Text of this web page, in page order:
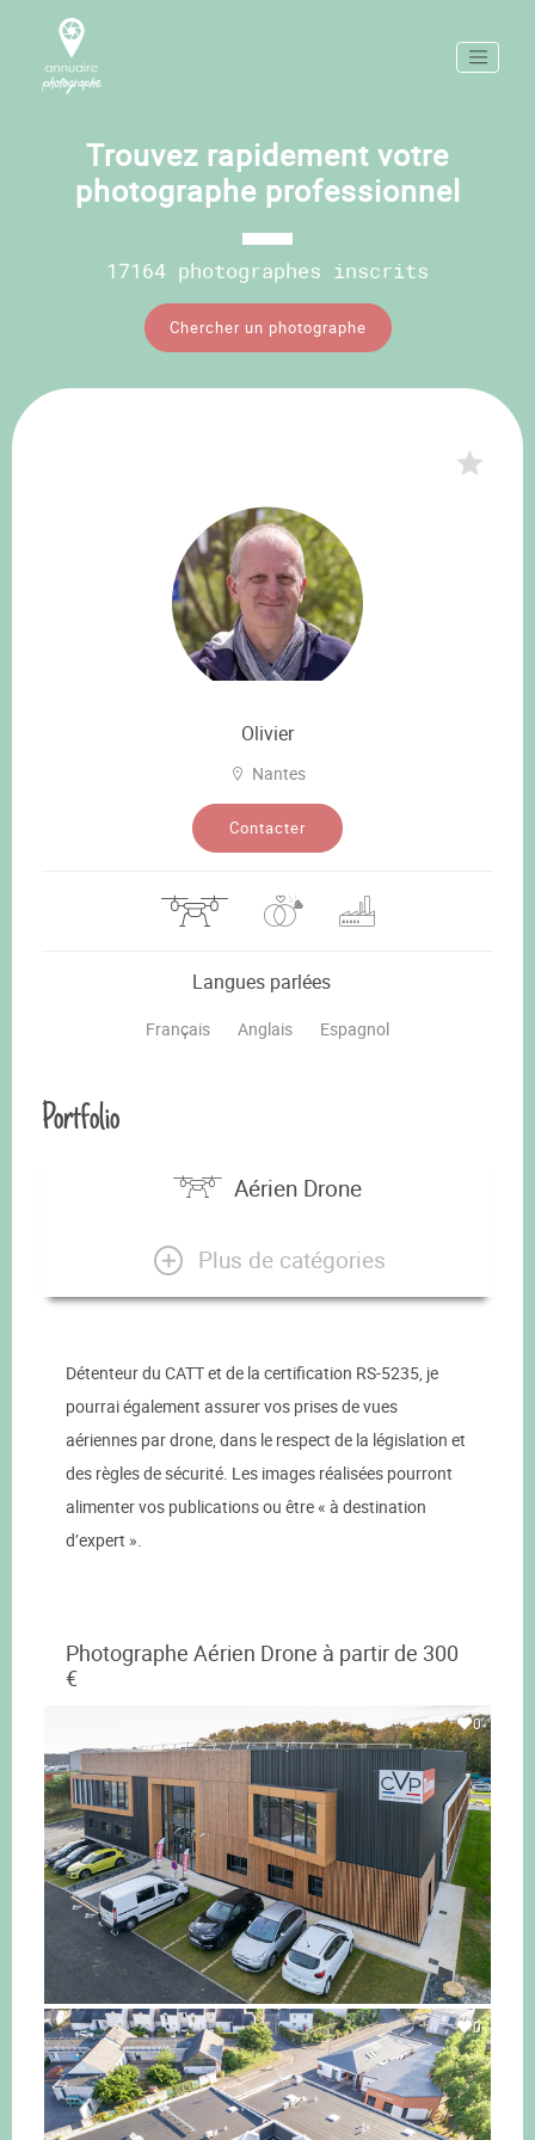
Trouvez rapidement votre
photographe professionnel
17164 photographes inscrits
Chercher un photographe
Olivier
Nantes
Contacter
Langues parlées
Français Anglais Espagnol
Portfolio
Aérien Drone
Plus de catégories
Détenteur du CATT et de la certification RS-5235, je
pourrai également assurer vos prises de vues
aériennes par drone, dans le respect de la législation et
des règles de sécurité. Les images réalisées pourront
alimenter vos publications ou être « à destination
d’expert ».
Photographe Aérien Drone à partir de 300
€
0
0